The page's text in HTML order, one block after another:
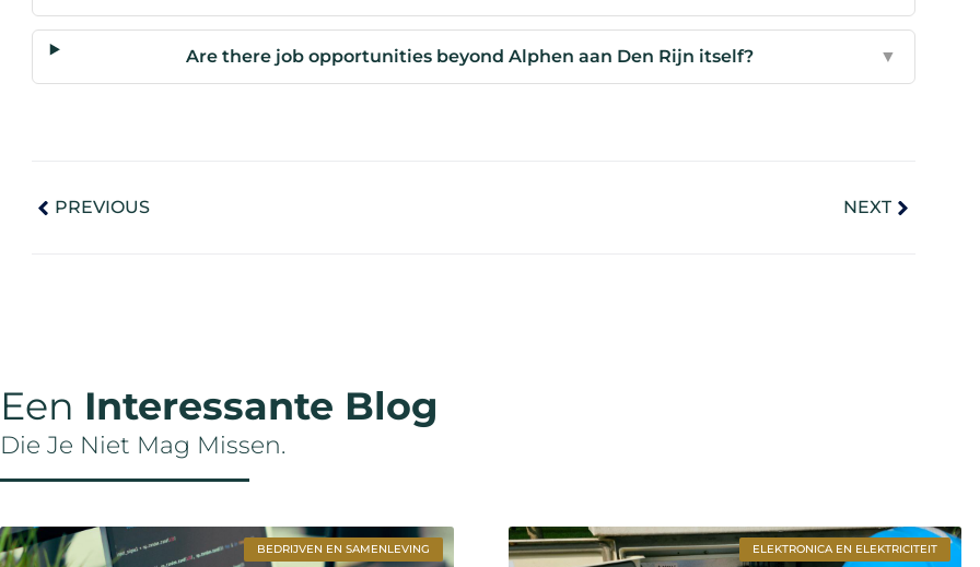
Are there job opportunities beyond Alphen aan Den Rijn itself? ▼
PREVIOUS NEXT
Een Interessante Blog
Die Je Niet Mag Missen.
BEDRIJVEN EN SAMENLEVING ELEKTRONICA EN ELEKTRICITEIT